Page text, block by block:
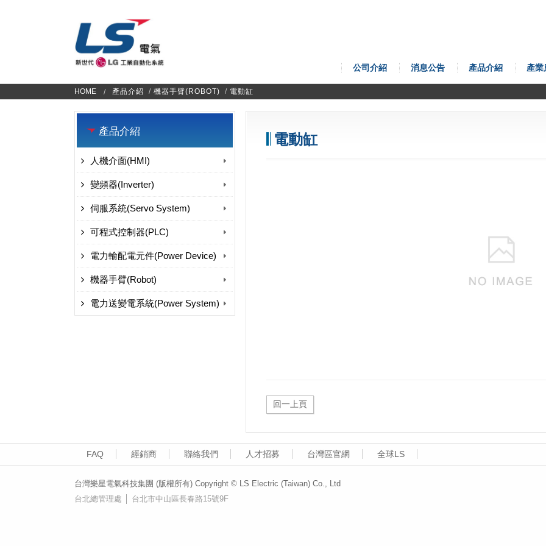
公司介紹 消息公告 產品介紹 產業
HOME 產品介紹 / 機器手臂(ROBOT) / 電動缸
產品介紹
人機介面(HMI)
變頻器(Inverter)
伺服系統(Servo System)
可程式控制器(PLC)
電力輸配電元件(Power Device)
機器手臂(Robot)
電力送變電系統(Power System)
電動缸
FAQ 經銷商 聯絡我們 人才招募 台灣區官網 全球LS
台灣樂星電氣科技集團 (版權所有) Copyright © LS Electric (Taiwan) Co., Ltd
台北總管理處 │ 台北市中山區長春路15號9F